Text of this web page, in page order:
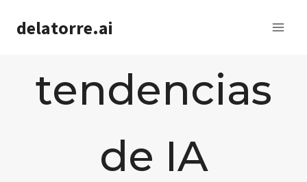
delatorre.ai
tendencias
de IA